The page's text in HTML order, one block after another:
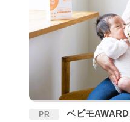
PR
ベビモAWARD1位！いま注目の〈赤ちゃん腸活〉